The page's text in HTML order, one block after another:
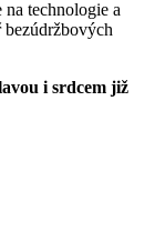
technologie a
i srdcem již